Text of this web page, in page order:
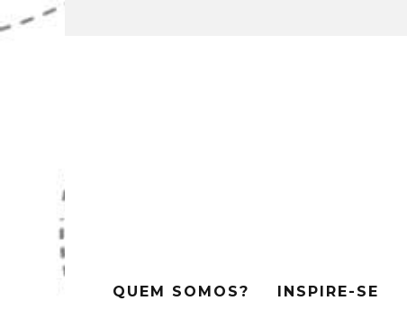
QUEM SOMOS? INSPIRE-SE